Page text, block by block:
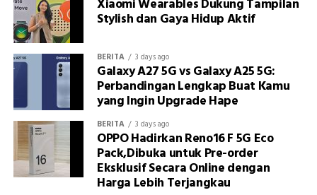
Xiaomi Wearables Dukung Tampilan
Stylish dan Gaya Hidup Aktif
BERITA 3 days ago
Galaxy A27 5G vs Galaxy A25 5G:
Perbandingan Lengkap Buat Kamu
yang Ingin Upgrade Hape
BERITA 3 days ago
OPPO Hadirkan Reno16 F 5G Eco
Pack,Dibuka untuk Pre-order
Eksklusif Secara Online dengan
Harga Lebih Terjangkau